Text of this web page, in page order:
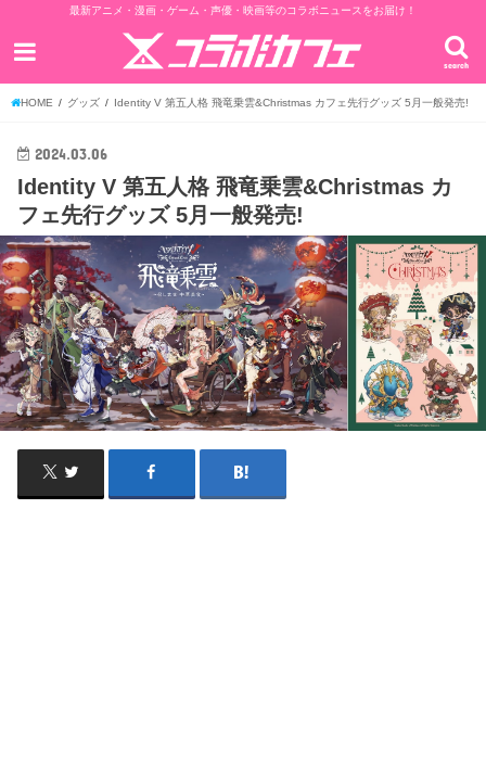
最新アニメ・漫画・ゲーム・声優・映画等のコラボニュースをお届け！
search
HOME グッズ Identity V 第五人格 飛竜乗雲&Christmas カフェ先行グッズ 5月一般発売!
2024.03.06
Identity V 第五人格 飛竜乗雲&Christmas カ
フェ先行グッズ 5月一般発売!